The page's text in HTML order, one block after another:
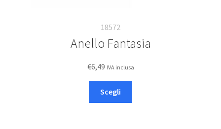
18572
Anello Fantasia
€6,49 IVA inclusa
Scegli